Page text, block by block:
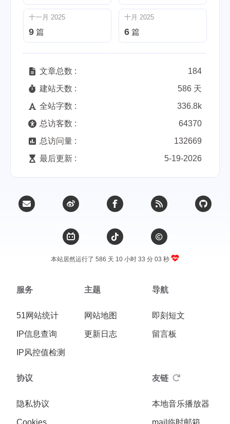
十一月 2025
9 篇
十月 2025
6 篇
文章总数 :
184
建站天数 :
586 天
全站字数 :
336.8k
总访客数 :
64370
总访问量 :
132669
最后更新 :
5-19-2026
本站居然运行了 586 天 10 小时 33 分 03 秒
服务
51网站统计
IP信息查询
IP风控值检测
主题
网站地图
更新日志
导航
即刻短文
留言板
协议
隐私协议
Cookies
友链
本地音乐播放器
mail临时邮箱